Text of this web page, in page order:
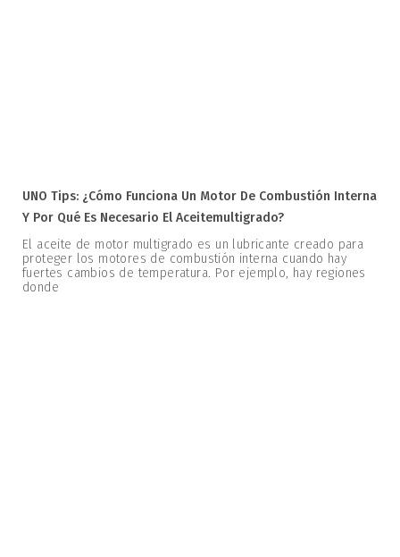
UNO Tips: ¿Cómo Funciona Un Motor De Combustión Interna
Y Por Qué Es Necesario El Aceitemultigrado?
El aceite de motor multigrado es un lubricante creado para
proteger los motores de combustión interna cuando hay
fuertes cambios de temperatura. Por ejemplo, hay regiones
donde